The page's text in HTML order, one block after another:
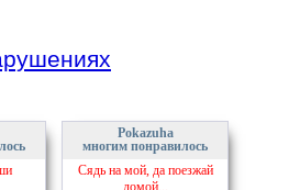
Pokazuha
многим понравилось
Сядь на мой, да поезжай
домой...